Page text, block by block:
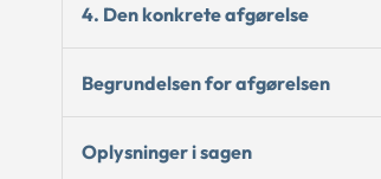
4. Den konkrete afgørelse
Begrundelsen for afgørelsen
Oplysninger i sagen